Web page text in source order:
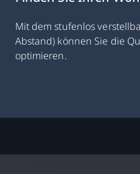
Mit dem stufenlos
Abstand) können Sie die
optimieren.